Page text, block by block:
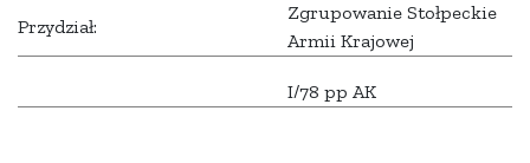
Przydział:
Zgrupowanie Stołpeckie
Armii Krajowej
I/78 pp AK